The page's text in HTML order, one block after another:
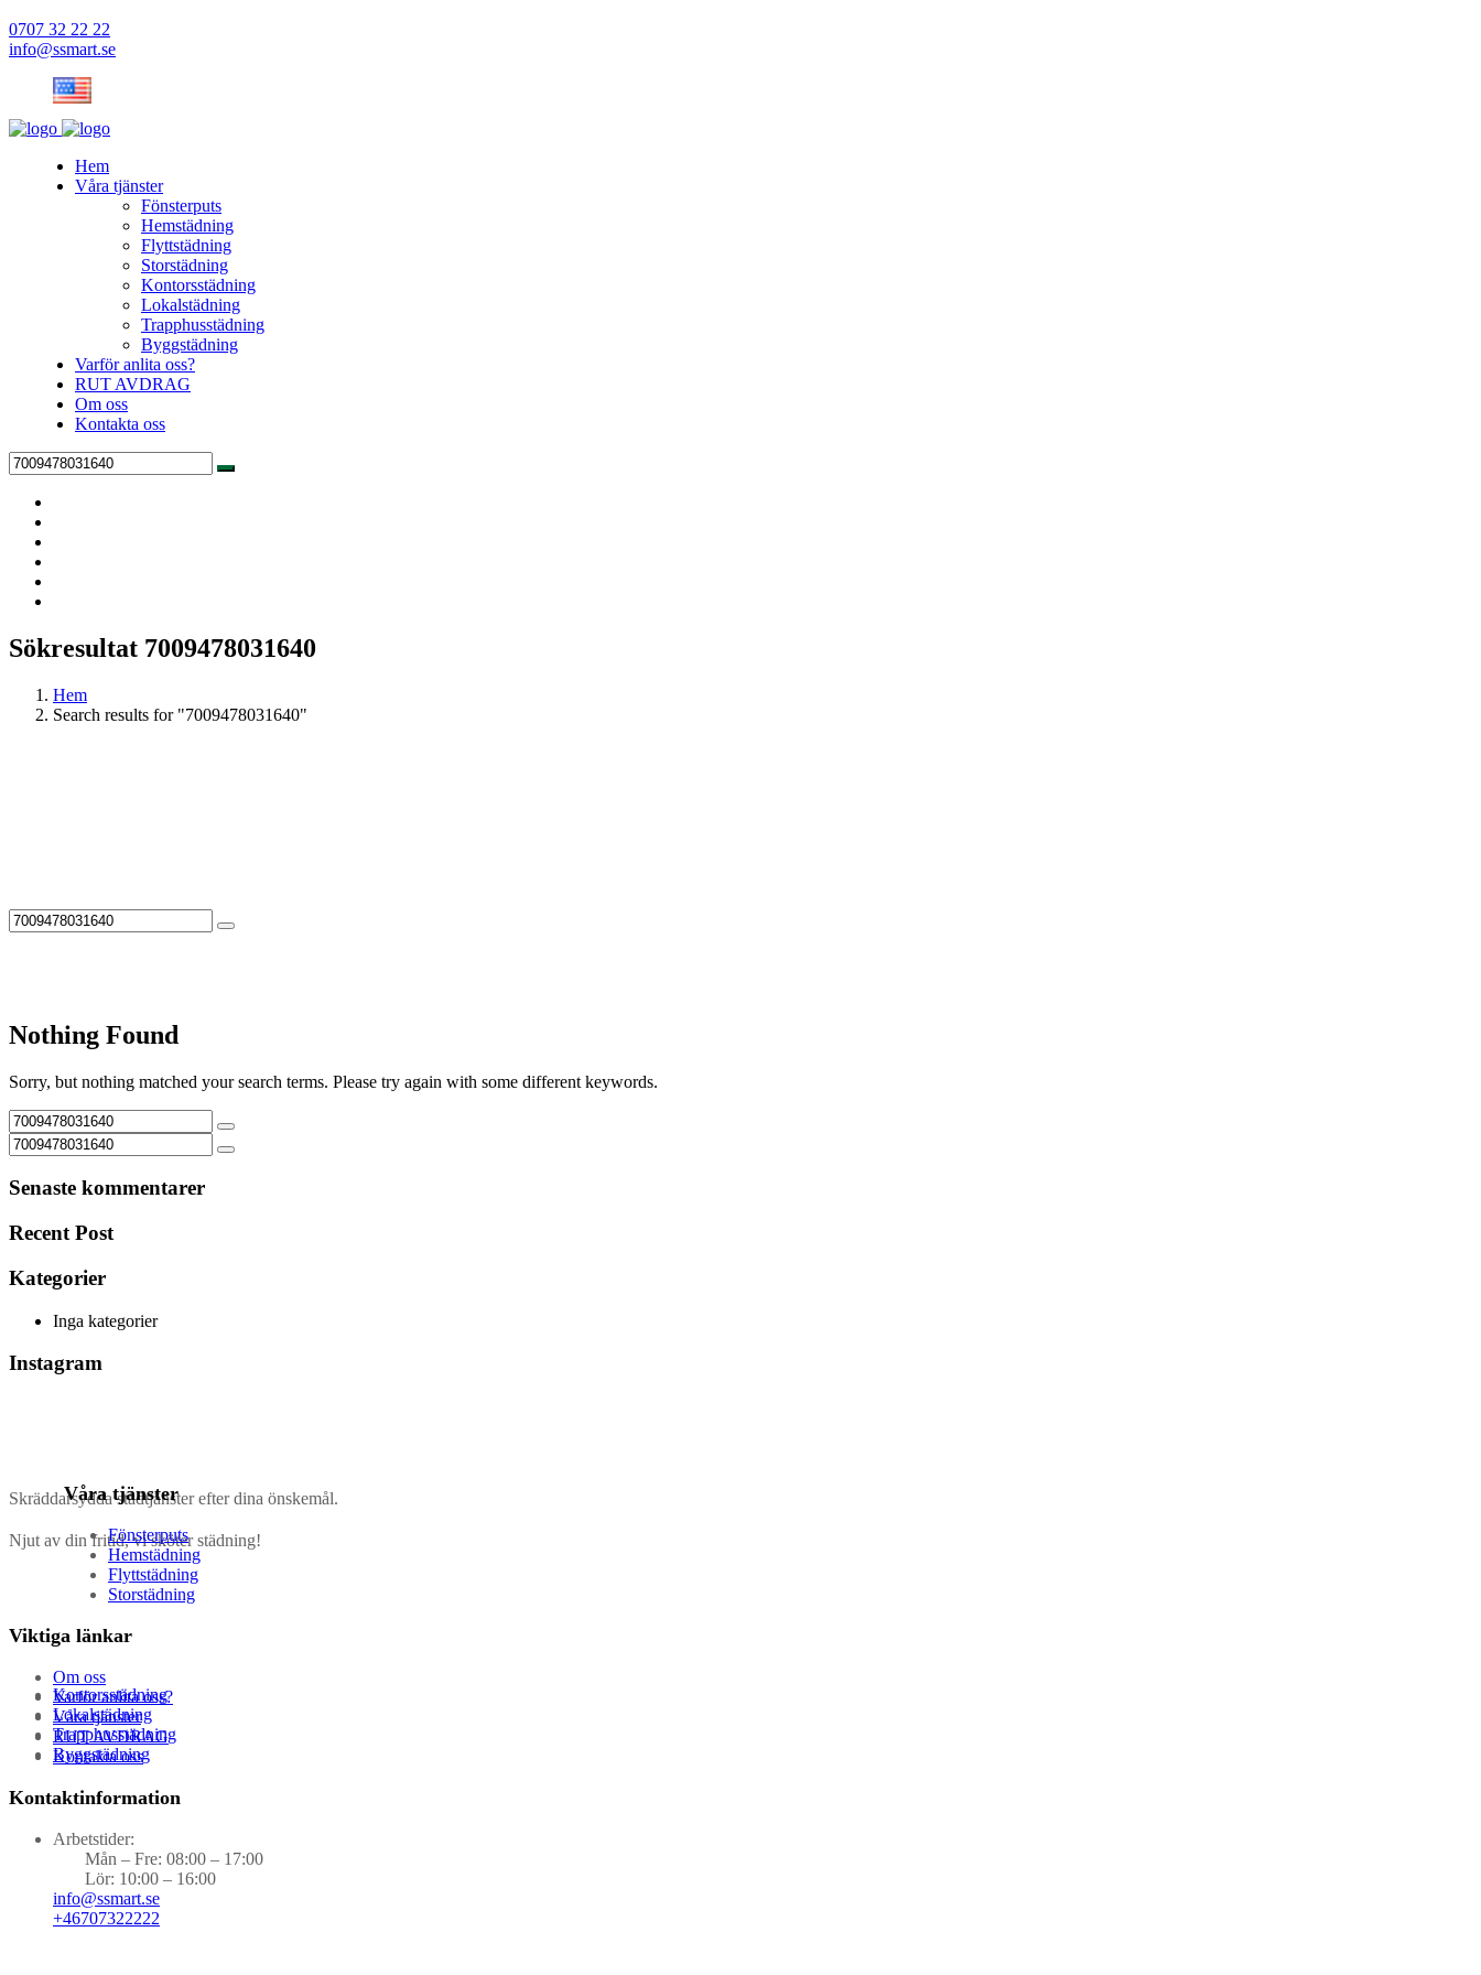
0707 32 22 22
info@ssmart.se
Hem
Våra tjänster
Fönsterputs
Hemstädning
Flyttstädning
Storstädning
Kontorsstädning
Lokalstädning
Trapphusstädning
Byggstädning
Varför anlita oss?
RUT AVDRAG
Om oss
Kontakta oss
Sökresultat 7009478031640
Hem
Search results for "7009478031640"
Nothing Found
Sorry, but nothing matched your search terms. Please try again with some different keywords.
Senaste kommentarer
Recent Post
Kategorier
Inga kategorier
Instagram
Skräddarsydda städtjänster efter dina önskemål.
Njut av din fritid, vi sköter städning!
Våra tjänster
Fönsterputs
Hemstädning
Flyttstädning
Storstädning
Kontorsstädning
Lokalstädning
Trapphusstädning
Byggstädning
Viktiga länkar
Om oss
Varför anlita oss?
Våra tjänster
RUT AVDRAG
Kontakta oss
Kontaktinformation
Arbetstider:
Mån – Fre: 08:00 – 17:00
Lör: 10:00 – 16:00
info@ssmart.se
+46707322222